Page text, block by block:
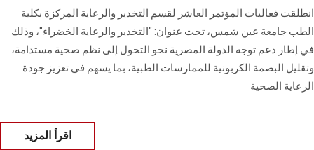
انطلقت فعاليات المؤتمر العاشر لقسم التخدير والرعاية المركزة بكلية
الطب جامعة عين شمس، تحت عنوان: "التخدير والرعاية الخضراء"، وذلك
في إطار دعم توجه الدولة المصرية نحو التحول إلى نظم صحية مستدامة،
وتقليل البصمة الكربونية للممارسات الطبية، بما يسهم في تعزيز جودة
الرعاية الصحية
اقرأ المزيد